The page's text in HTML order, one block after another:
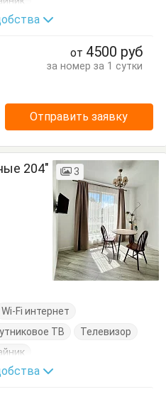
стол
от 4500 руб
за номер за 1 сутки
Отправить заявку
204"
3
Wi-Fi интернет
ТВ
Телевизор
стол